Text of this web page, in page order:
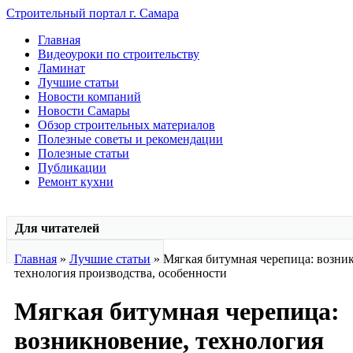
Строительный портал г. Самара
Главная
Видеоуроки по строительству
Ламинат
Лучшие статьи
Новости компаний
Новости Самары
Обзор строительных материалов
Полезные советы и рекомендации
Полезные статьи
Публикации
Ремонт кухни
Для читателей
Главная » Лучшие статьи » Мягкая битумная черепица:
технология производства, особенности
Мягкая битумная черепица:
возникновение, технология